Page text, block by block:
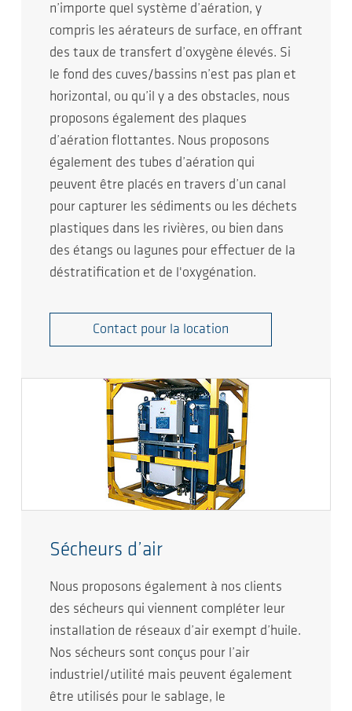
n’importe quel système d’aération, y
compris les aérateurs de surface, en offrant
des taux de transfert d’oxygène élevés. Si
le fond des cuves/bassins n’est pas plan et
horizontal, ou qu’il y a des obstacles, nous
proposons également des plaques
d’aération flottantes. Nous proposons
également des tubes d’aération qui
peuvent être placés en travers d’un canal
pour capturer les sédiments ou les déchets
plastiques dans les rivières, ou bien dans
des étangs ou lagunes pour effectuer de la
déstratification et de l'oxygénation.
Contact pour la location
Sécheurs d’air
Nous proposons également à nos clients
des sécheurs qui viennent compléter leur
installation de réseaux d’air exempt d’huile.
Nos sécheurs sont conçus pour l’air
industriel/utilité mais peuvent également
être utilisés pour le sablage, le